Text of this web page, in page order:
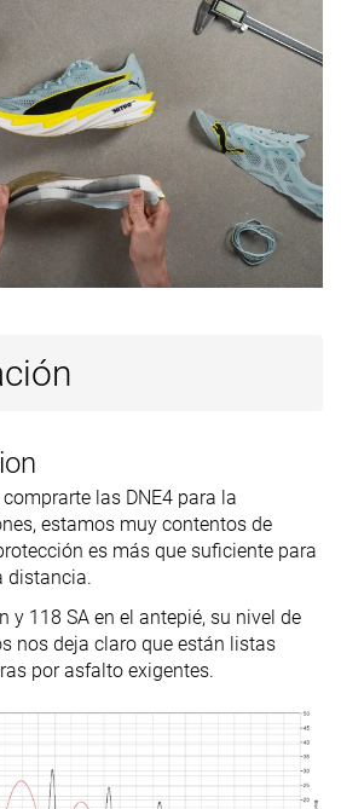
✗ ✓
Todas las
estaciones
Verano
Todas las
estaciones
✓
las DNE4 para la
estamos muy contentos de
es más que suficiente para
distancia.
y 118 SA en el antepié, su nivel de
nos deja claro que están listas
por asfalto exigentes.